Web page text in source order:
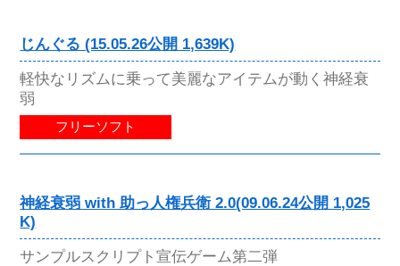
じんぐる (15.05.26公開 1,639K)
軽快なリズムに乗って美麗なアイテムが動く神経衰
弱
フリーソフト
神経衰弱 with 助っ人権兵衛 2.0(09.06.24公開 1,025
K)
サンプルスクリプト宣伝ゲーム第二弾